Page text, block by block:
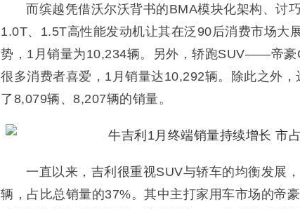
而缤越凭借沃尔沃背书的BMA模块化架构、讨
1.0T、1.5T高性能发动机让其在泛90后消费市场大
势，1月销量为10,234辆。另外，轿跑SUV——帝豪
很多消费者喜爱，1月销量达10,292辆。除此之外
了8,079辆、8,207辆的销量。
一直以来，吉利很重视SUV与轿车的均衡发展
辆，占比总销量的37%。其中主打家用车市场的帝